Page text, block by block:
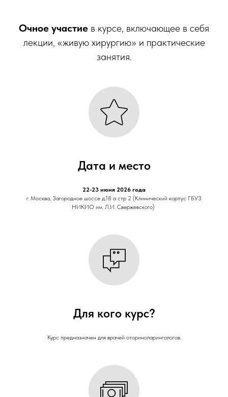
Очное участие в курсе, включающее в себя
лекции, «живую хирургию» и практические
занятия.
Дата и место
22-23 июня 2026 года
г. Москва, Загородное шоссе д.18 а стр 2 (Клинический корпус ГБУЗ
НИКИО им. Л.И. Свержевского)
Для кого курс?
Курс предназначен для врачей оториноларингологов.